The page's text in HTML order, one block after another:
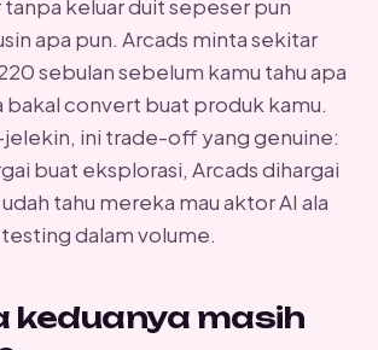
tanpa keluar duit sepeser pun
apa pun. Arcads minta sekitar
sebulan sebelum kamu tahu apa
bakal convert buat produk kamu.
ini trade-off yang genuine:
buat eksplorasi, Arcads dihargai
tahu mereka mau aktor AI ala
dalam volume.
keduanya masih